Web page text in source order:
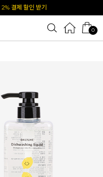
2% 결제 할인 받기
0